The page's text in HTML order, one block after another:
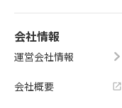
会社情報
運営会社情報
会社概要